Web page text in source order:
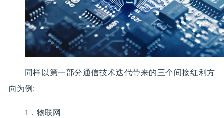
同样以第一部分通信技术迭代带来的三个间接红利方
向为例:
1．物联网